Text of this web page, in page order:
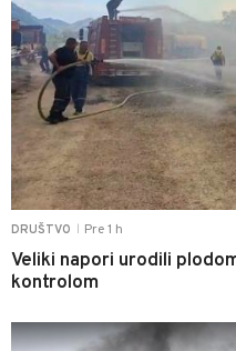
DRUŠTVO Pre 1 h
Veliki napori urodili
kontrolom